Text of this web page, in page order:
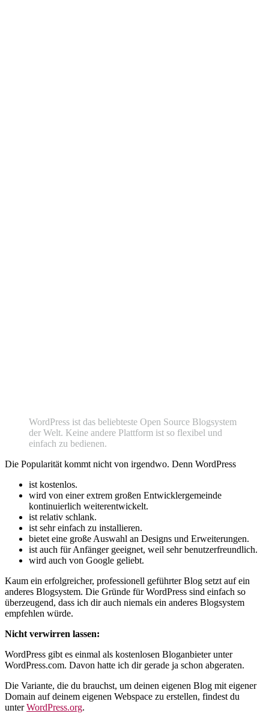
WordPress ist das beliebteste Open Source Blogsystem
der Welt. Keine andere Plattform ist so flexibel und
einfach zu bedienen.
Die Popularität kommt nicht von irgendwo. Denn WordPress
ist kostenlos.
wird von einer extrem großen Entwicklergemeinde
kontinuierlich weiterentwickelt.
ist relativ schlank.
ist sehr einfach zu installieren.
bietet eine große Auswahl an Designs und Erweiterungen.
ist auch für Anfänger geeignet, weil sehr benutzerfreundlich.
wird auch von Google geliebt.
Kaum ein erfolgreicher, professionell geführter Blog setzt auf ein
anderes Blogsystem. Die Gründe für WordPress sind einfach so
überzeugend, dass ich dir auch niemals ein anderes Blogsystem
empfehlen würde.
Nicht verwirren lassen:
WordPress gibt es einmal als kostenlosen Bloganbieter unter
WordPress.com. Davon hatte ich dir gerade ja schon abgeraten.
Die Variante, die du brauchst, um deinen eigenen Blog mit eigener
Domain auf deinem eigenen Webspace zu erstellen, findest du
unterWordPress.org.